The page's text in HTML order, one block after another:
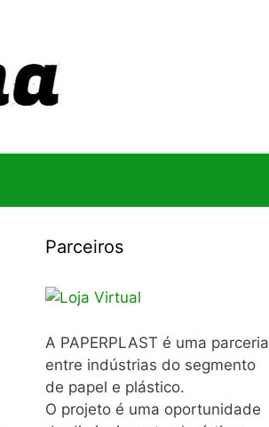
Parceiros
A PAPERPLAST é uma parceria
entre indústrias do segmento
de papel e plástico.
O projeto é uma oportunidade